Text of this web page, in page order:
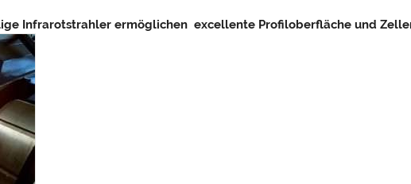
Infrarotstrahler ermöglichen excellente Profiloberfläche und